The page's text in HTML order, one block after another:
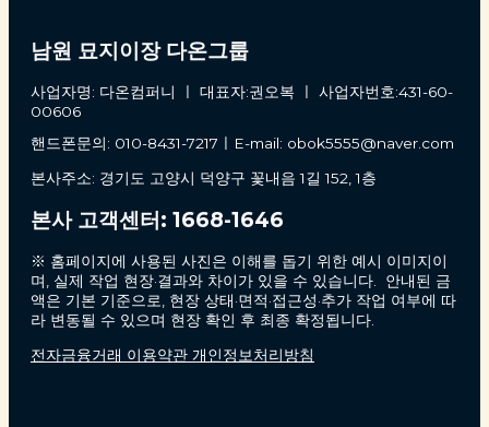
남원 묘지이장 다온그룹
사업자명: 다온컴퍼니 ㅣ 대표자:권오복 ㅣ 사업자번호:431-60-
00606
핸드폰문의: 010-8431-7217ㅣE-mail: obok5555@naver.com
본사주소: 경기도 고양시 덕양구 꽃내음 1길 152, 1층
본사 고객센터: 1668-1646
※ 홈페이지에 사용된 사진은 이해를 돕기 위한 예시 이미지이
며, 실제 작업 현장·결과와 차이가 있을 수 있습니다. 안내된 금
액은 기본 기준으로, 현장 상태·면적·접근성·추가 작업 여부에 따
라 변동될 수 있으며 현장 확인 후 최종 확정됩니다.
전자금융거래 이용약관 개인정보처리방침